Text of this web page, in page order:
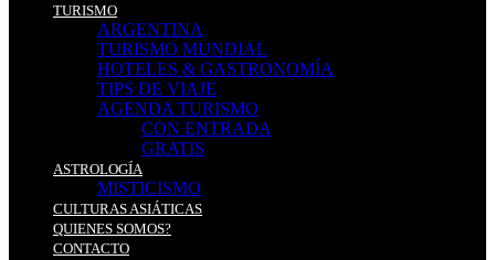
TURISMO
ARGENTINA
TURISMO MUNDIAL
HOTELES & GASTRONOMÍA
TIPS DE VIAJE
AGENDA TURISMO
CON ENTRADA
GRATIS
ASTROLOGÍA
MISTICISMO
CULTURAS ASIÁTICAS
QUIENES SOMOS?
CONTACTO